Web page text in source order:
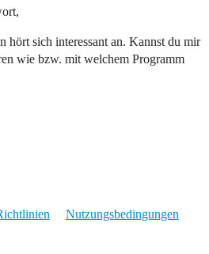
hört sich interessant an. Kannst du mir
wie bzw. mit welchem Programm
Nutzungsbedingungen